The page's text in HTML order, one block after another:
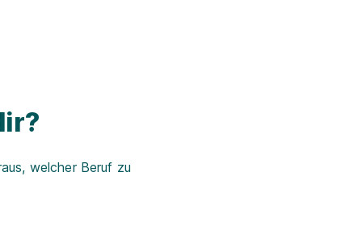
welcher Beruf zu